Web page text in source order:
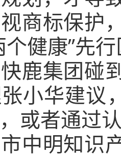
商标保护
个健康”先
集团碰到
小华建议
或者通过
明知识产